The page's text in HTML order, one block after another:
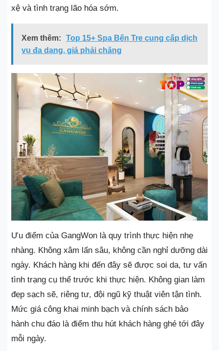
xệ và tình trạng lão hóa sớm.
Xem thêm:
Top 15+ Spa Bến Tre cung cấp dịch
vụ đa dạng, giá phải chăng
Ưu điểm của GangWon là quy trình thực hiện nhẹ
nhàng. Không xâm lấn sâu, không cần nghỉ dưỡng dài
ngày. Khách hàng khi đến đây sẽ được soi da, tư vấn
tình trạng cụ thể trước khi thực hiện. Không gian làm
đẹp sạch sẽ, riêng tư, đội ngũ kỹ thuật viên tận tình.
Mức giá công khai minh bạch và chính sách bảo
hành chu đáo là điểm thu hút khách hàng ghé tới đây
mỗi ngày.